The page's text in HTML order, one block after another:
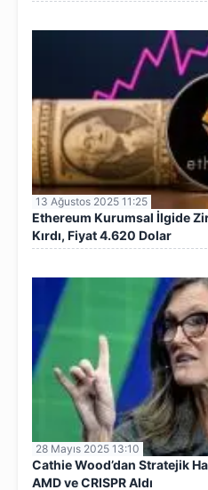
13 Ağustos 2025 11:25
Ethereum Kurumsal İlgide
Kırdı, Fiyat 4.620 Dolar
28 Mayıs 2025 13:10
Cathie Wood’dan Stratejik
AMD ve CRISPR Aldı